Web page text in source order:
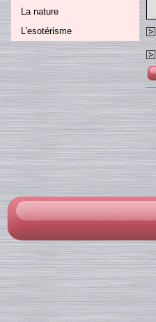
La nature
L'esotérisme